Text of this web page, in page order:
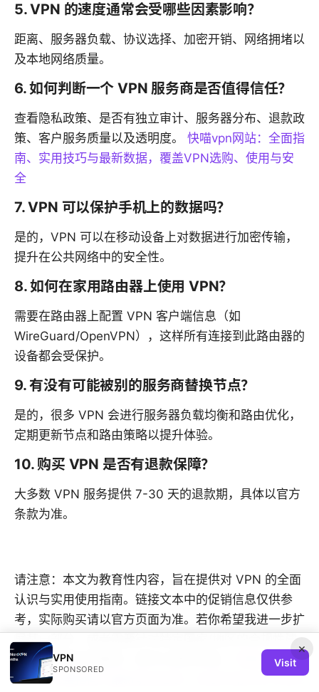
5. VPN 的速度通常会受哪些因素影响？
距离、服务器负载、协议选择、加密开销、网络拥堵以
及本地网络质量。
6. 如何判断一个 VPN 服务商是否值得信任？
查看隐私政策、是否有独立审计、服务器分布、退款政
策、客户服务质量以及透明度。 快喵vpn网站：全面指
南、实用技巧与最新数据，覆盖VPN选购、使用与安
全
7. VPN 可以保护手机上的数据吗？
是的，VPN 可以在移动设备上对数据进行加密传输，
提升在公共网络中的安全性。
8. 如何在家用路由器上使用 VPN？
需要在路由器上配置 VPN 客户端信息（如
WireGuard/OpenVPN），这样所有连接到此路由器的
设备都会受保护。
9. 有没有可能被别的服务商替换节点？
是的，很多 VPN 会进行服务器负载均衡和路由优化，
定期更新节点和路由策略以提升体验。
10. 购买 VPN 是否有退款保障？
大多数 VPN 服务提供 7-30 天的退款期，具体以官方
条款为准。
请注意：本文为教育性内容，旨在提供对 VPN 的全面
认识与实用使用指南。链接文本中的促销信息仅供参
考，实际购买请以官方页面为准。若你希望我进一步扩
展某一部分，或者需要针对特定国家/地区的合规性建
议，告诉我你的需求，我可以继续完善。
快喵vpn官方
下载：完整指南与最新前沿信息，包含实用对比与常见
×
VPN
SPONSORED
Visit